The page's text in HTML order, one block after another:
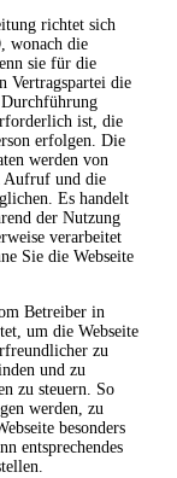
richtet sich
wonach die
sie für die
Vertragspartei die
ist, die
erfolgen. Die
werden von
Aufruf und die
Es handelt
der Nutzung
verarbeitet
Sie die Webseite
Betreiber in
um die Webseite
zu
und zu
zu steuern. So
werden, zu
besonders
entsprechendes